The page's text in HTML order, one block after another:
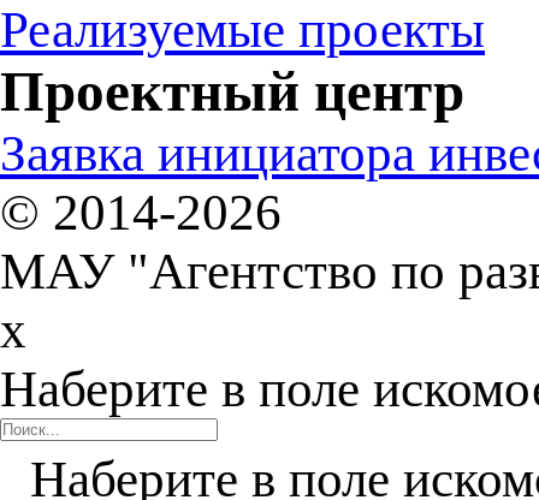
Реализуемые проекты
Проектный центр
Заявка инициатора
© 2014-2026
МАУ "Агентство по
x
Наберите в поле
Наберите в поле